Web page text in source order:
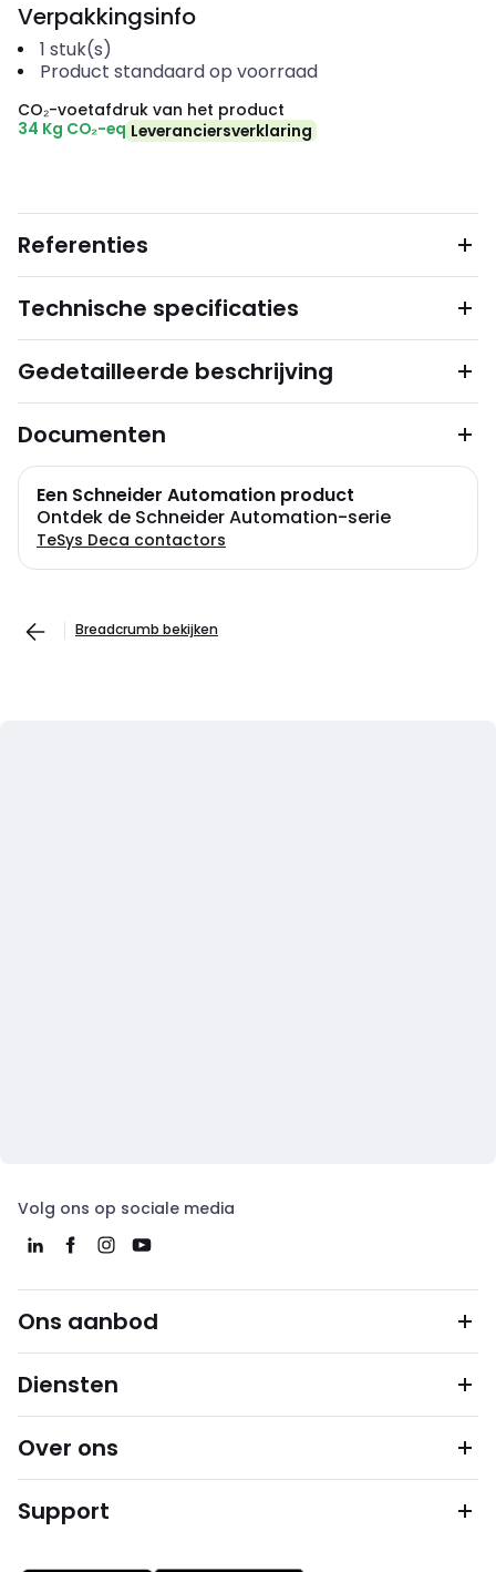
Verpakkingsinfo
1 stuk(s)
Product standaard op voorraad
CO₂-voetafdruk van het product
34 Kg CO₂-eq Leveranciersverklaring
Referenties
Technische specificaties
Gedetailleerde beschrijving
Documenten
Een Schneider Automation product
Ontdek de Schneider Automation-serie
TeSys Deca contactors
Breadcrumb bekijken
Volg ons op sociale media
Ons aanbod
Diensten
Over ons
Support